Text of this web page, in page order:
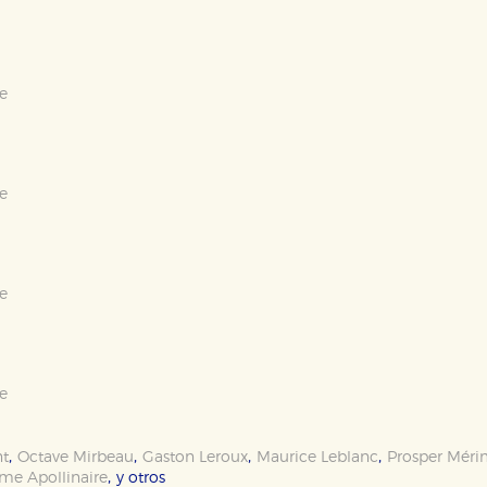
, Octave Mirbeau, Gaston Leroux, Maurice Leblanc, Prosper
Apollinaire, y otros